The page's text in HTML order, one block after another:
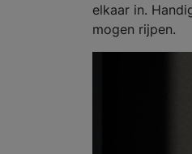
elkaar in.
mogen rijpen.